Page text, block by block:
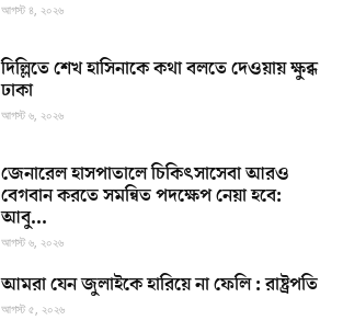
আগস্ট ৪, ২০২৬
দিল্লিতে শেখ হাসিনাকে কথা বলতে দেওয়ায় ক্ষুব্ধ
ঢাকা
আগস্ট ৬, ২০২৬
জেনারেল হাসপাতালে চিকিৎসাসেবা আরও
বেগবান করতে সমন্বিত পদক্ষেপ নেয়া হবে:
আবু...
আগস্ট ৬, ২০২৬
আমরা যেন জুলাইকে হারিয়ে না ফেলি : রাষ্ট্রপতি
আগস্ট ৫, ২০২৬